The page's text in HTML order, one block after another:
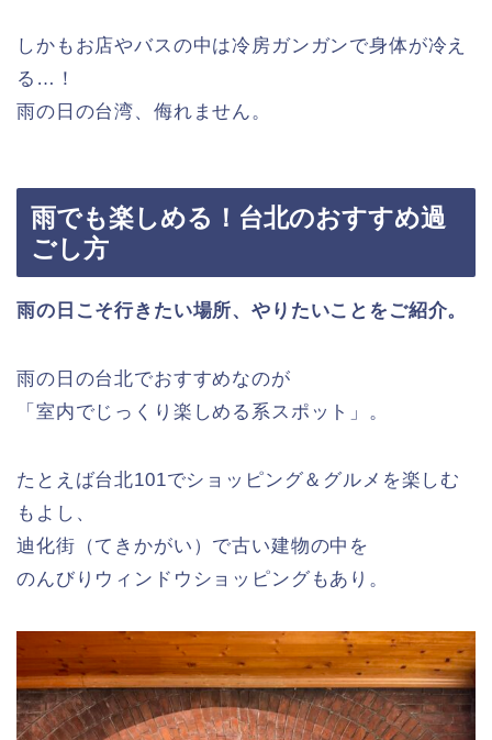
しかもお店やバスの中は冷房ガンガンで身体が冷え
る…！
雨の日の台湾、侮れません。
雨でも楽しめる！台北のおすすめ過
ごし方
雨の日こそ行きたい場所、やりたいことをご紹介。
雨の日の台北でおすすめなのが
「室内でじっくり楽しめる系スポット」。
たとえば台北101でショッピング＆グルメを楽しむ
もよし、
迪化街（てきかがい）で古い建物の中を
のんびりウィンドウショッピングもあり。